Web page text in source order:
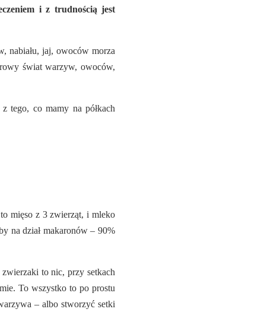
i z trudnością jest
nabiału, jaj, owoców morza
świat warzyw, owoców,
tego, co mamy na półkach
mięso z 3 zwierząt, i mleko
na dział makaronów – 90%
to nic, przy setkach
To wszystko to po prostu
– albo stworzyć setki